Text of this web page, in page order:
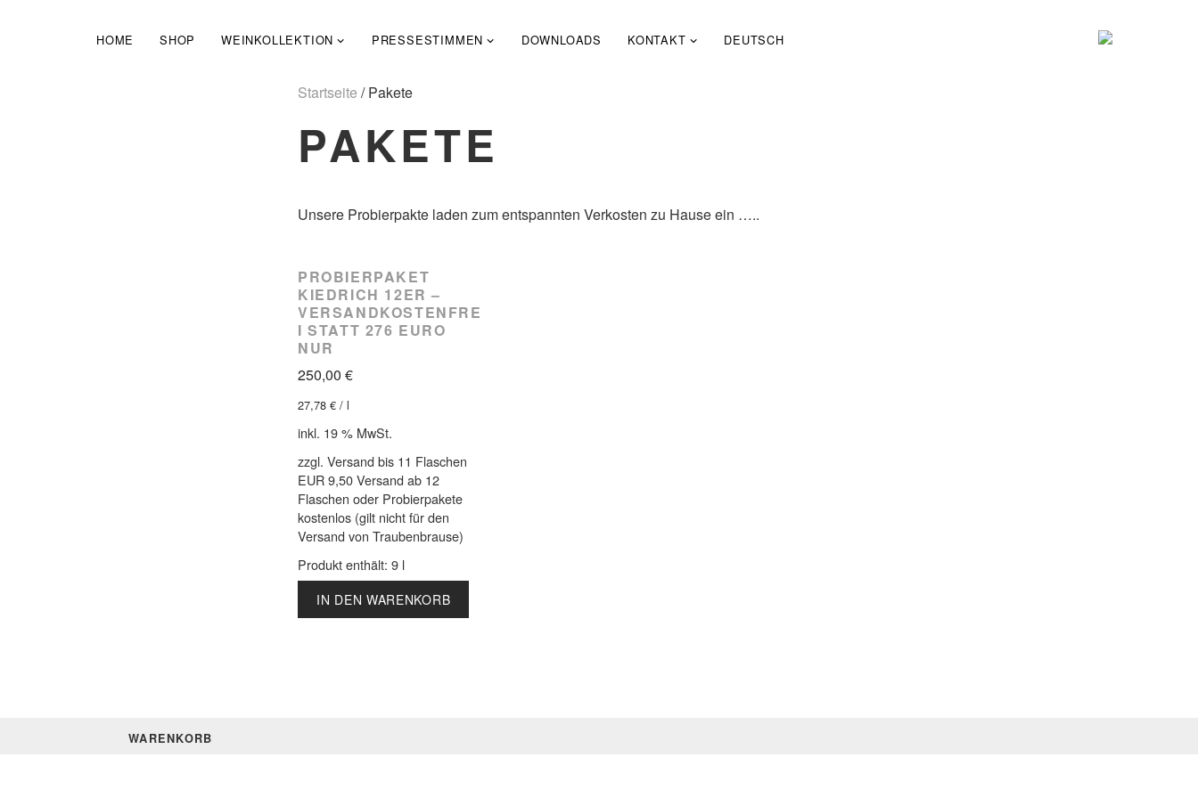
HOME SHOP WEINKOLLEKTION PRESSESTIMMEN DOWNLOADS KONTAKT DEUTSCH
Startseite / Pakete
PAKETE
Unsere Probierpakte laden zum entspannten Verkosten zu Hause ein …..
PROBIERPAKET
KIEDRICH 12ER –
VERSANDKOSTENFRE
I STATT 276 EURO
NUR
250,00€
27,78€ /l
inkl. 19 % MwSt.
zzgl. Versand bis 11 Flaschen
EUR 9,50 Versand ab 12
Flaschen oder Probierpakete
kostenlos (gilt nicht für den
Versand von Traubenbrause)
Produkt enthält: 9 l
IN DEN WARENKORB
WARENKORB